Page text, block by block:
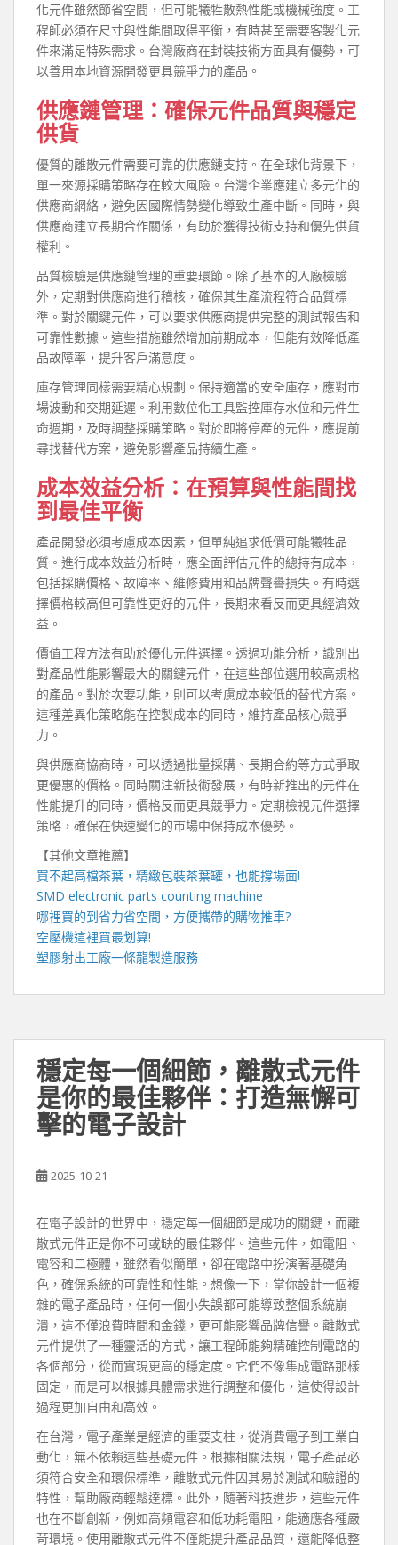
化元件雖然節省空間，但可能犧牲散熱性能或機械強度。工
程師必須在尺寸與性能間取得平衡，有時甚至需要客製化元
件來滿足特殊需求。台灣廠商在封裝技術方面具有優勢，可
以善用本地資源開發更具競爭力的產品。
供應鏈管理：確保元件品質與穩定
供貨
優質的離散元件需要可靠的供應鏈支持。在全球化背景下，
單一來源採購策略存在較大風險。台灣企業應建立多元化的
供應商網絡，避免因國際情勢變化導致生產中斷。同時，與
供應商建立長期合作關係，有助於獲得技術支持和優先供貨
權利。
品質檢驗是供應鏈管理的重要環節。除了基本的入廠檢驗
外，定期對供應商進行稽核，確保其生產流程符合品質標
準。對於關鍵元件，可以要求供應商提供完整的測試報告和
可靠性數據。這些措施雖然增加前期成本，但能有效降低產
品故障率，提升客戶滿意度。
庫存管理同樣需要精心規劃。保持適當的安全庫存，應對市
場波動和交期延遲。利用數位化工具監控庫存水位和元件生
命週期，及時調整採購策略。對於即將停產的元件，應提前
尋找替代方案，避免影響產品持續生產。
成本效益分析：在預算與性能間找
到最佳平衡
產品開發必須考慮成本因素，但單純追求低價可能犧牲品
質。進行成本效益分析時，應全面評估元件的總持有成本，
包括採購價格、故障率、維修費用和品牌聲譽損失。有時選
擇價格較高但可靠性更好的元件，長期來看反而更具經濟效
益。
價值工程方法有助於優化元件選擇。透過功能分析，識別出
對產品性能影響最大的關鍵元件，在這些部位選用較高規格
的產品。對於次要功能，則可以考慮成本較低的替代方案。
這種差異化策略能在控製成本的同時，維持產品核心競爭
力。
與供應商協商時，可以透過批量採購、長期合約等方式爭取
更優惠的價格。同時關注新技術發展，有時新推出的元件在
性能提升的同時，價格反而更具競爭力。定期檢視元件選擇
策略，確保在快速變化的市場中保持成本優勢。
【其他文章推薦】
買不起高檔茶葉，精緻包裝茶葉罐 ，也能撐場面!
SMD electronic parts counting machine
哪裡買的到省力省空間，方便攜帶的購物推車?
空壓機這裡買最划算!
塑膠射出工廠一條龍製造服務
穩定每一個細節，離散式元件
是你的最佳夥伴：打造無懈可
擊的電子設計
2025-10-21
在電子設計的世界中，穩定每一個細節是成功的關鍵，而離
散式元件正是你不可或缺的最佳夥伴。這些元件，如電阻、
電容和二極體，雖然看似簡單，卻在電路中扮演著基礎角
色，確保系統的可靠性和性能。想像一下，當你設計一個複
雜的電子產品時，任何一個小失誤都可能導致整個系統崩
潰，這不僅浪費時間和金錢，更可能影響品牌信譽。離散式
元件提供了一種靈活的方式，讓工程師能夠精確控制電路的
各個部分，從而實現更高的穩定度。它們不像集成電路那樣
固定，而是可以根據具體需求進行調整和優化，這使得設計
過程更加自由和高效。
在台灣，電子產業是經濟的重要支柱，從消費電子到工業自
動化，無不依賴這些基礎元件。根據相關法規，電子產品必
須符合安全和環保標準，離散式元件因其易於測試和驗證的
特性，幫助廠商輕鬆達標。此外，隨著科技進步，這些元件
也在不斷創新，例如高頻電容和低功耗電阻，能適應各種嚴
苛環境。使用離散式元件不僅能提升產品品質，還能降低整